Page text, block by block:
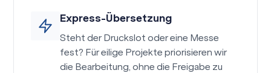
Express-Übersetzung
Steht der Druckslot oder eine Messe
fest? Für eilige Projekte priorisieren wir
die Bearbeitung, ohne die Freigabe zu